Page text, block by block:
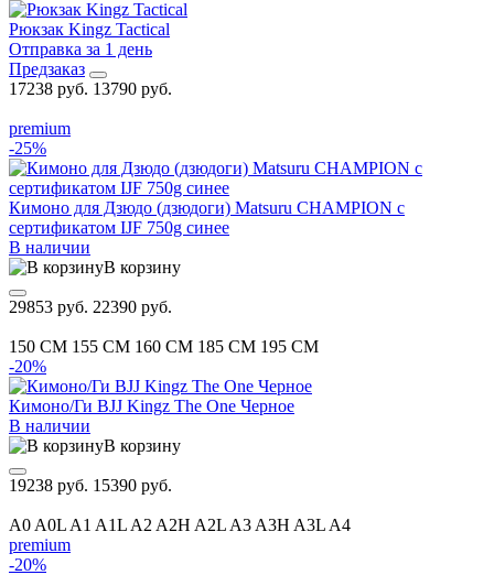
Рюкзак Kingz Tactical
Отправка за 1 день
Предзаказ
17238 руб. 13790 руб.
premium
-25%
Кимоно для Дзюдо (дзюдоги) Matsuru CHAMPION с
сертификатом IJF 750g синее
В наличии
В корзину
29853 руб. 22390 руб.
150 CM 155 CM 160 CM 185 CM 195 CM
-20%
Кимоно/Ги BJJ Kingz The One Черное
В наличии
В корзину
19238 руб. 15390 руб.
A0 A0L A1 A1L A2 A2H A2L A3 A3H A3L A4
premium
-20%